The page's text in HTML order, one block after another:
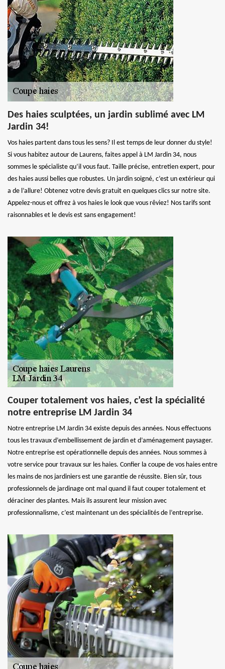
Des haies sculptées, un jardin sublimé avec LM
Jardin 34!
Vos haies partent dans tous les sens? Il est temps de leur donner du style!
Si vous habitez autour de Laurens, faites appel à LM Jardin 34, nous
sommes le spécialiste qu’il vous faut. Taille précise, entretien expert, pour
des haies aussi belles que robustes. Un jardin soigné, c’est un extérieur qui
a de l’allure! Obtenez votre devis gratuit en quelques clics sur notre site.
Appelez-nous et offrez à vos haies le look que vous rêviez! Nos tarifs sont
raisonnables et le devis est sans engagement!
Couper totalement vos haies, c’est la spécialité
notre entreprise LM Jardin 34
Notre entreprise LM Jardin 34 existe depuis des années. Nous effectuons
tous les travaux d’embellissement de jardin et d’aménagement paysager.
Notre entreprise est opérationnelle depuis des années. Nous sommes à
votre service pour travaux sur les haies. Confier la coupe de vos haies entre
les mains de nos jardiniers est une garantie de réussite. Bien sûr, tous
professionnels de jardinage ont mal quand il faut couper totalement et
déraciner des plantes. Mais ils assurent leur mission avec
professionnalisme, c’est maintenant un des spécialités de l’entreprise.